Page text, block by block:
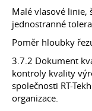
Malé vlasové linie,
jednostranné
Poměr hloubky
3.7.2 Dokument
kontroly kvality
společnosti RT-
organizace.